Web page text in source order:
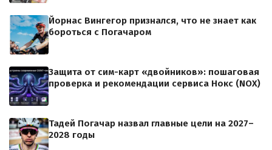
Йорнас Вингегор признался, что не знает как
бороться с Погачаром
Защита от сим-карт «двойников»: пошаговая
проверка и рекомендации сервиса Нокс (NOX)
Тадей Погачар назвал главные цели на 2027–
2028 годы